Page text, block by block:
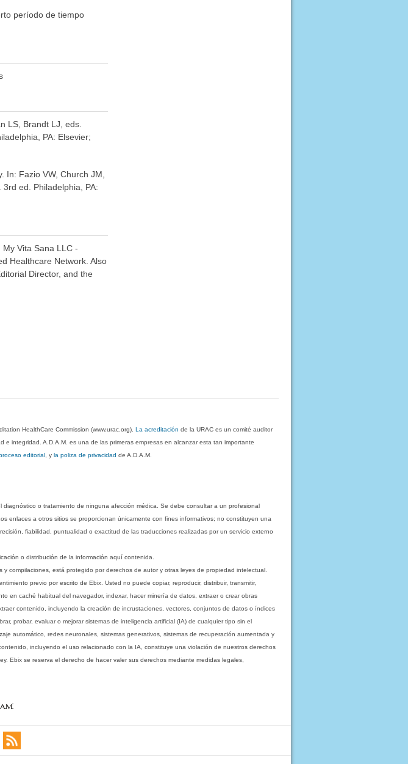
período de tiempo
LS, Brandt LJ, eds.
PA: Elsevier;
In: Fazio VW, Church JM,
3rd ed. Philadelphia, PA:
Vita Sana LLC -
Healthcare Network. Also
Director, and the
HealthCare Commission (www.urac.org).La acreditación de la URAC es un comité auditor
integridad. A.D.A.M. es una de las primeras empresas en alcanzar esta tan importante
editorial , yla poliza de privacidad de A.D.A.M.
o tratamiento de ninguna afección médica. Se debe consultar a un profesional
enlaces a otros sitios se proporcionan únicamente con fines informativos; no constituyen una
fiabilidad, puntualidad o exactitud de las traducciones realizadas por un servicio externo
o distribución de la información aquí contenida.
compilaciones, está protegido por derechos de autor y otras leyes de propiedad intelectual.
previo por escrito de Ebix. Usted no puede copiar, reproducir, distribuir, transmitir,
en caché habitual del navegador, indexar, hacer minería de datos, extraer o crear obras
contenido, incluyendo la creación de incrustaciones, vectores, conjuntos de datos o índices
probar, evaluar o mejorar sistemas de inteligencia artificial (IA) de cualquier tipo sin el
automático, redes neuronales, sistemas generativos, sistemas de recuperación aumentada y
incluyendo el uso relacionado con la IA, constituye una violación de nuestros derechos
Ebix se reserva el derecho de hacer valer sus derechos mediante medidas legales,